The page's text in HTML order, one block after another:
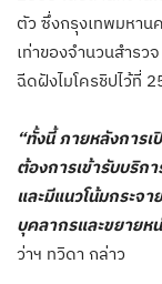
ตัว ซึ่งกรุงเทพมหาน
เท่าของจำนวนสำรว
ฉีดฝังไมโครชิปไว้ที่
“ทั้งนี้ ภายหลังการ
ต้องการเข้ารับบริก
และมีแนวโน้มกระจ
บุคลากรและขยายห
ว่าฯ ทวิดา กล่าว